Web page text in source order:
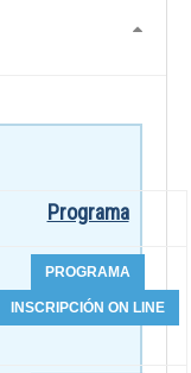
Programa